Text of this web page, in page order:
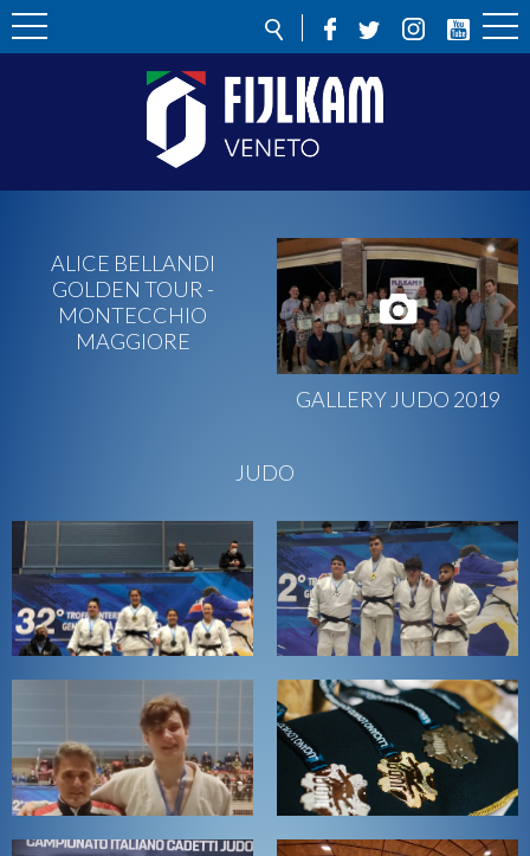
ALICE BELLANDI
GOLDEN TOUR -
MONTECCHIO
MAGGIORE
GALLERY JUDO 2019
JUDO